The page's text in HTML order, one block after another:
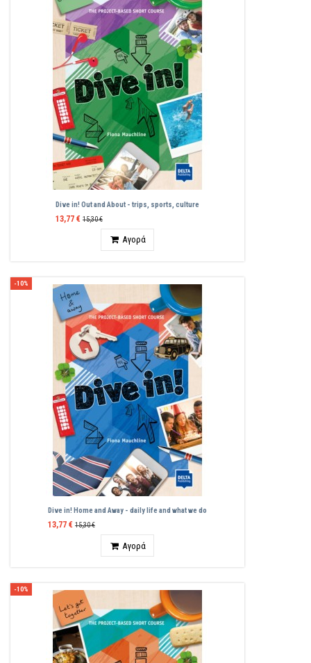
Dive in! Out and About - trips, sports, culture
13,77 € 15,30 €
Αγορά
-10%
Dive in! Home and Away - daily life and what we do
13,77 € 15,30 €
Αγορά
-10%